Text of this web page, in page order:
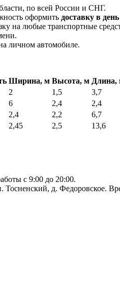
по всей России и СНГ.
оформить доставку в день
на любые транспортные
личном автомобиле.
Ширина, м Высота, м Длина,
2 1,5 3,7
6 2,4 2,4
2,4 2,2 6,7
2,45 2,5 13,6
с 9:00 до 20:00.
д. Федоровское.